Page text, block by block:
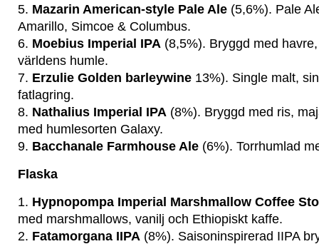
5. Mazarin American-style Pale Ale (5,6%). Pale
Amarillo, Simcoe & Columbus.
6. Moebius Imperial IPA (8,5%). Bryggd med
världens humle.
7. Erzulie Golden barleywine 13%). Single malt,
fatlagring.
8. Nathalius Imperial IPA (8%). Bryggd med ris,
med humlesorten Galaxy.
9. Bacchanale Farmhouse Ale (6%). Torrhumlad
Flaska
1. Hypnopompa Imperial Marshmallow Coffee
med marshmallows, vanilj och Ethiopiskt kaffe.
2. Fatamorgana IIPA (8%). Saisoninspirerad IIPA